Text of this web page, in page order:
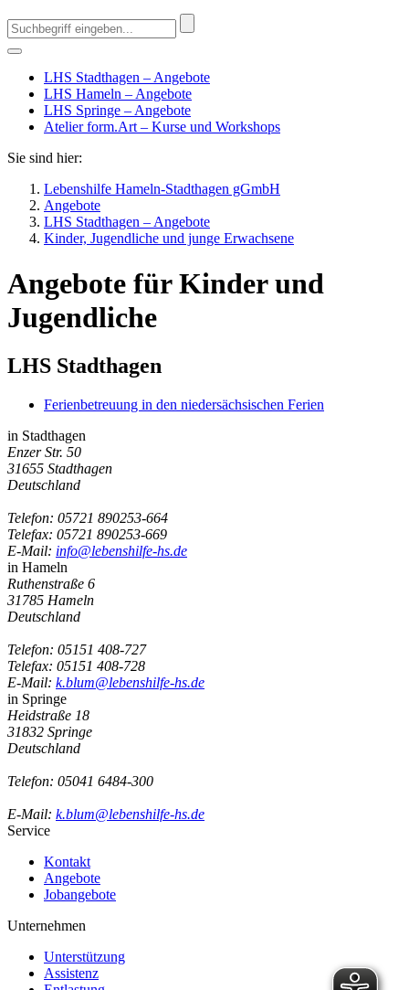
LHS Stadthagen – Angebote
LHS Hameln – Angebote
LHS Springe – Angebote
Atelier form.Art – Kurse und Workshops
Sie sind hier:
Lebenshilfe Hameln-Stadthagen gGmbH
Angebote
LHS Stadthagen – Angebote
Kinder, Jugendliche und junge Erwachsene
Angebote für Kinder und
Jugendliche
LHS Stadthagen
Ferienbetreuung in den niedersächsischen Ferien
in Stadthagen
Enzer Str. 50
31655 Stadthagen
Deutschland
Telefon: 05721 890253-664
Telefax: 05721 890253-669
E-Mail: info@lebenshilfe-hs.de
in Hameln
Ruthenstraße 6
31785 Hameln
Deutschland
Telefon: 05151 408-727
Telefax: 05151 408-728
E-Mail: k.blum@lebenshilfe-hs.de
in Springe
Heidstraße 18
31832 Springe
Deutschland
Telefon: 05041 6484-300
E-Mail: k.blum@lebenshilfe-hs.de
Service
Kontakt
Angebote
Jobangebote
Unternehmen
Unterstützung
Assistenz